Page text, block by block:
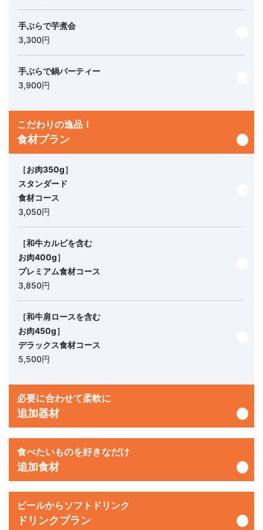
手ぶらで芋煮会
3,300円
手ぶらで鍋パーティー
3,900円
こだわりの逸品！
食材プラン
［お肉350g］
スタンダード
食材コース
3,050円
［和牛カルビを含む
お肉400g］
プレミアム食材コース
3,850円
［和牛肩ロースを含む
お肉450g］
デラックス食材コース
5,500円
必要に合わせて柔軟に
追加器材
食べたいものを好きなだけ
追加食材
ビールからソフトドリンク
ドリンクプラン